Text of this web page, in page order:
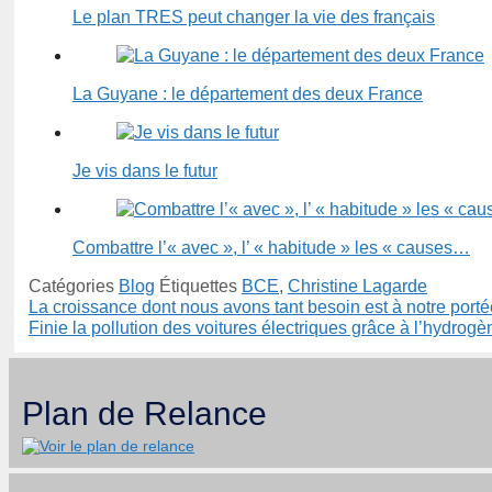
Le plan TRES peut changer la vie des français
La Guyane : le département des deux France
Je vis dans le futur
Combattre l’« avec », l’ « habitude » les « causes…
Catégories Blog Étiquettes BCE, Christine Lagarde
La croissance dont nous avons tant besoin est à notre
Finie la pollution des voitures électriques grâce à
Plan de Relance